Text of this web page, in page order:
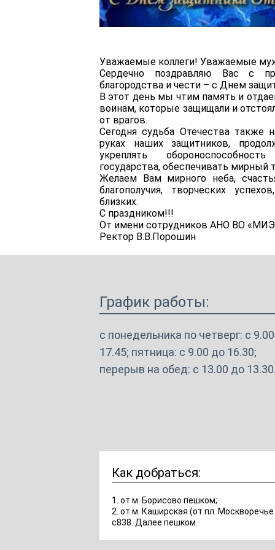
Платные образовательные
Финансово-хозяйственная
деятельность
Вакантные места для приема
(перевода) обучающихся
Международное
сотрудничество
Организация питания в
образовательной организации
Уважаемые коллеги! Уважаемые
Сердечно поздравляю Вас с
благородства и чести – с Днем
В этот день мы чтим память и
воинам, которые защищали и
от врагов.
Сегодня судьба Отечества также
руках наших защитников,
укреплять
государства, обеспечивать мирный
Желаем Вам мирного неба,
благополучия, творческих
близких.
С праздником!!!
От имени сотрудников АНО ВО
Ректор В.В.Порошин
График работы:
с понедельника по четверг: с
17.45; пятница: с 9.00 до 16.30;
перерыв на обед: с 13.00 до 13.30.
Как добраться:
1. от м. Борисово пешком;
2. от м. Каширская (от пл.
с838. Далее пешком.